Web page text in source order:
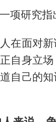
项研究指
在面对
自身立
自己的